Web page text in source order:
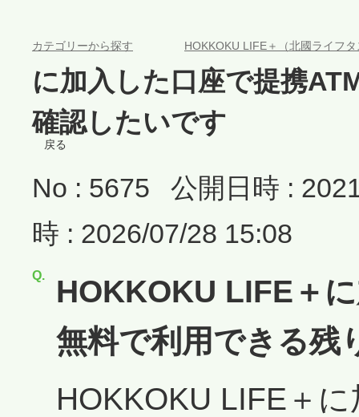
カテゴリーから探す HOKKOKU LIFE＋（北國ライフ
に加入した口座で提携
確認したいです
戻る
No : 5675
公開日時 :
時 : 2026/07/28 15:08
HOKKOKU LIFE＋
無料で利用できる残
HOKKOKU LIFE＋